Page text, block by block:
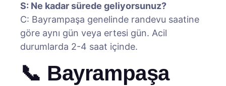
S: Ne kadar sürede geliyorsunuz?
C: Bayrampaşa genelinde randevu saatine
göre aynı gün veya ertesi gün. Acil
durumlarda 2-4 saat içinde.
📞 Bayrampaşa